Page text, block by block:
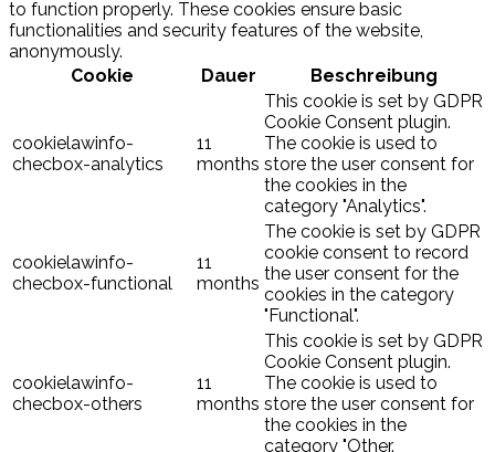
to function properly. These cookies ensure basic
functionalities and security features of the website,
anonymously.
Cookie
Dauer Beschreibung
cookielawinfo-
checbox-analytics
11
months
This cookie is set by GDPR
Cookie Consent plugin.
The cookie is used to
store the user consent for
the cookies in the
category "Analytics".
cookielawinfo-
checbox-functional
11
months
The cookie is set by GDPR
cookie consent to record
the user consent for the
cookies in the category
"Functional".
cookielawinfo-
checbox-others
11
months
This cookie is set by GDPR
Cookie Consent plugin.
The cookie is used to
store the user consent for
the cookies in the
category "Other.